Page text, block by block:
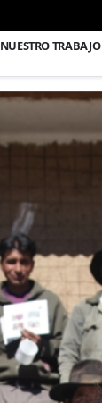
NUESTRO TRABAJO